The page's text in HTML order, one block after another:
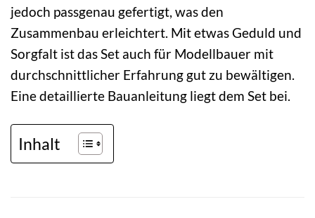
jedoch passgenau gefertigt, was den
Zusammenbau erleichtert. Mit etwas Geduld und
Sorgfalt ist das Set auch für Modellbauer mit
durchschnittlicher Erfahrung gut zu bewältigen.
Eine detaillierte Bauanleitung liegt dem Set bei.
Inhalt